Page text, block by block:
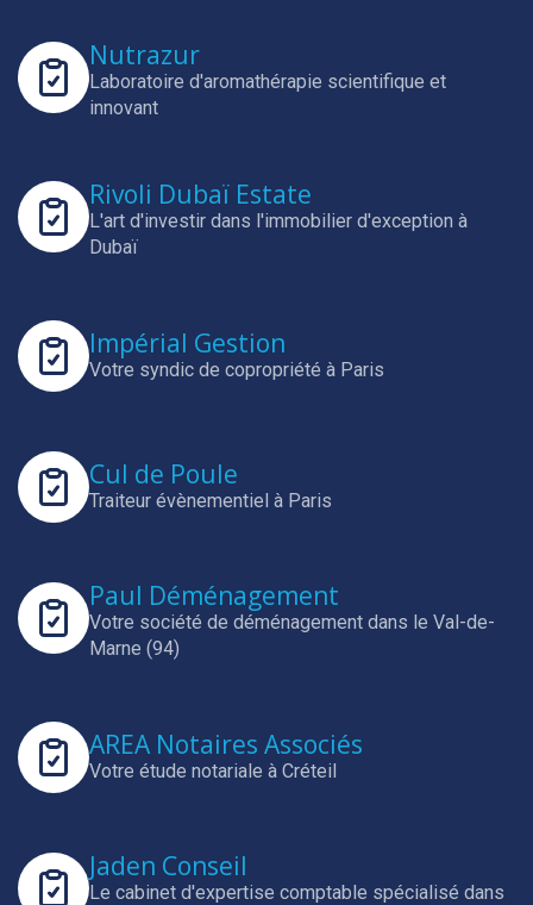
Nutrazur
Laboratoire d'aromathérapie scientifique et
innovant
Rivoli Dubaï Estate
L'art d'investir dans l'immobilier d'exception à
Dubaï
Impérial Gestion
Votre syndic de copropriété à Paris
Cul de Poule
Traiteur évènementiel à Paris
Paul Déménagement
Votre société de déménagement dans le Val-de-
Marne (94)
AREA Notaires Associés
Votre étude notariale à Créteil
Jaden Conseil
Le cabinet d'expertise comptable spécialisé dans